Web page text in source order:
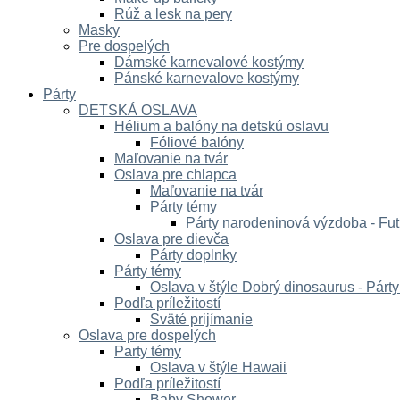
Rúž a lesk na pery
Masky
Pre dospelých
Dámské karnevalové kostýmy
Pánské karnevalove kostýmy
Párty
DETSKÁ OSLAVA
Hélium a balóny na detskú oslavu
Fóliové balóny
Maľovanie na tvár
Oslava pre chlapca
Maľovanie na tvár
Párty témy
Párty narodeninová výzdoba -
Oslava pre dievča
Párty doplnky
Párty témy
Oslava v štýle Dobrý dinosaurus -
Podľa príležitostí
Sväté prijímanie
Oslava pre dospelých
Party témy
Oslava v štýle Hawaii
Podľa príležitostí